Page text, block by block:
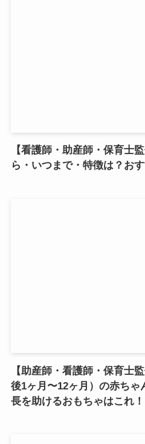
【看護師・助産師・保育士
ら・いつまで・特徴は？お
【助産師・看護師・保育士
後1ヶ月〜12ヶ月）の赤ち
長を助けるおもちゃはこれ！